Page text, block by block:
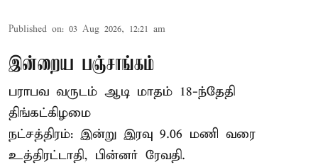
Published on: 03 Aug 2026, 12:21 am
இன்றைய பஞ்சாங்கம்
பராபவ வருடம் ஆடி மாதம் 18-ந்தேதி
திங்கட்கிழமை
நட்சத்திரம்: இன்று இரவு 9.06 மணி வரை
உத்திரட்டாதி, பின்னர் ரேவதி.